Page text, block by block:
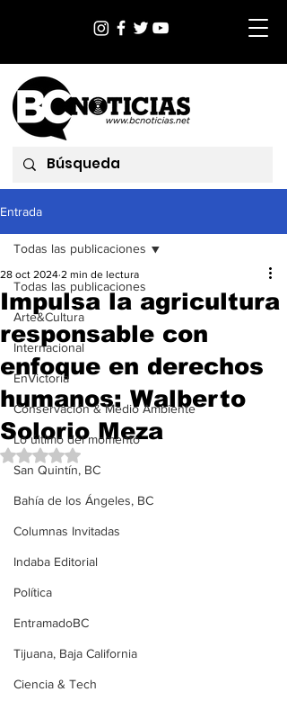
Entrada
Todas las publicaciones
Arte&Cultura
Internacional
EnVictoria
Conservación & Medio Ambiente
Lo último del momento
San Quintín, BC
Bahía de los Ángeles, BC
Columnas Invitadas
Indaba Editorial
Política
EntramadoBC
Tijuana, Baja California
Ciencia & Tech
Todas las publicaciones
Impulsa la agricultura
responsable con
enfoque en derechos
humanos: Walberto
Solorio Meza
28 oct 2024 2 min de lectura
Obtuvo NaN de 5 estrellas.